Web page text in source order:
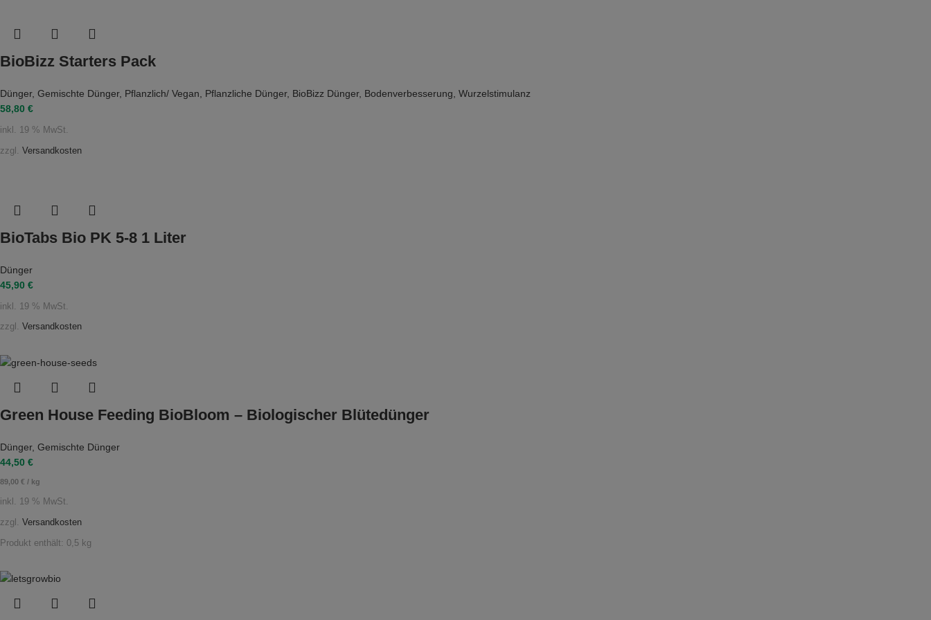
BioBizz Starters Pack
Dünger, Gemischte Dünger, Pflanzlich/ Vegan Pflanzliche Dünger, BioBizz Dünger, Bodenverbesserung Wurzelstimulanz
58,80 €
inkl. 19 % MwSt.
zzgl. Versandkosten
BioTabs Bio PK 5-8 1 Liter
Dünger
45,90 €
inkl. 19 % MwSt.
zzgl. Versandkosten
Green House Feeding BioBloom – Biologischer Blütedünger
Dünger, Gemischte Dünger
44,50 €
89,00 € / kg
inkl. 19 % MwSt.
zzgl. Versandkosten
Produkt enthält: 0,5 kg